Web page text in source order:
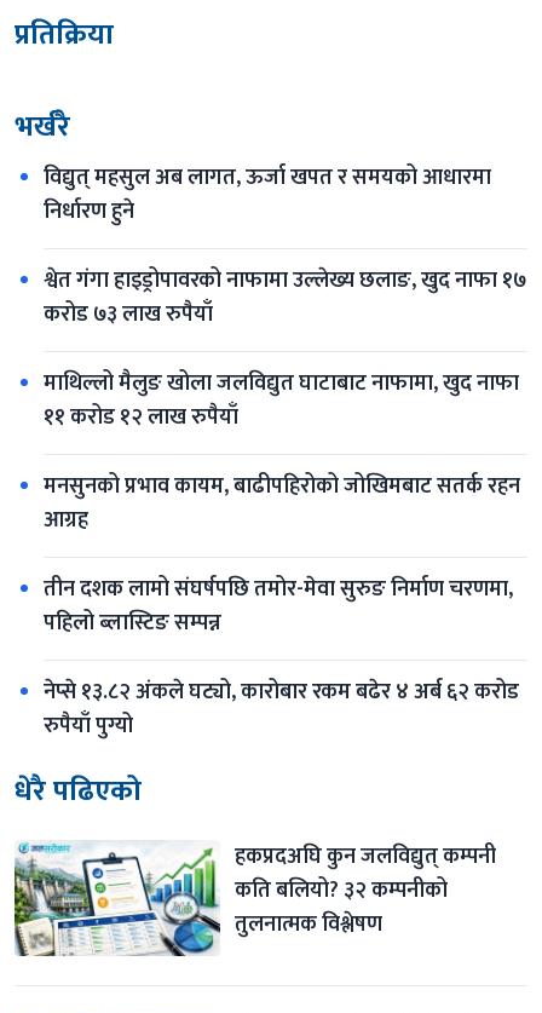
प्रतिक्रिया
भर्खरै
विद्युत् महसुल अब लागत, ऊर्जा खपत र समयको आधारमा
निर्धारण हुने
श्वेत गंगा हाइड्रोपावरको नाफामा उल्लेख्य छलाङ, खुद नाफा १७
करोड ७३ लाख रुपैयाँ
माथिल्लो मैलुङ खोला जलविद्युत घाटाबाट नाफामा, खुद नाफा
११ करोड १२ लाख रुपैयाँ
मनसुनको प्रभाव कायम, बाढीपहिरोको जोखिमबाट सतर्क रहन
आग्रह
तीन दशक लामो संघर्षपछि तमोर-मेवा सुरुङ निर्माण चरणमा,
पहिलो ब्लास्टिङ सम्पन्न
नेप्से १३.८२ अंकले घट्यो, कारोबार रकम बढेर ४ अर्ब ६२ करोड
रुपैयाँ पुग्यो
धेरै पढिएको
हकप्रदअघि कुन जलविद्युत् कम्पनी
कति बलियो? ३२ कम्पनीको
तुलनात्मक विश्लेषण